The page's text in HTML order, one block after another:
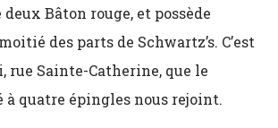
Bâton rouge, et possède
des parts de Schwartz’s. C’est
rue Sainte-Catherine, que le
quatre épingles nous rejoint.